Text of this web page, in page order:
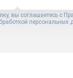
вы соглашаетесь с
персональных